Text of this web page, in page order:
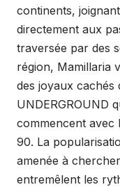
continents,
directement aux
traversée par des
région, Mamillaria
des joyaux cachés
UNDERGROUND
commencent avec
90. La
amenée à
entremêlent les